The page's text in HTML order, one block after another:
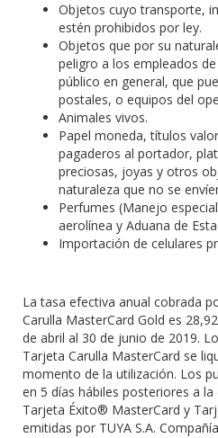
Objetos cuyo transporte,
estén prohibidos por ley.
Objetos que por su
peligro a los empleados
público en general, que
postales, o equipos del
Animales vivos.
Papel moneda, títulos
pagaderos al portador,
preciosas, joyas y otros
naturaleza que no se
Perfumes (Manejo
aerolínea y Aduana de
Importación de celulares
La tasa efectiva anual cobrada
Carulla MasterCard Gold es
de abril al 30 de junio de 2019.
Tarjeta Carulla MasterCard se
momento de la utilización. Los
en 5 días hábiles posteriores a
Tarjeta Éxito® MasterCard y
emitidas por TUYA S.A.